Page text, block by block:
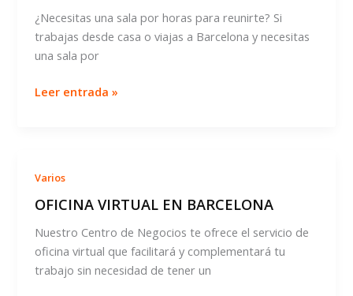
¿Necesitas una sala por horas para reunirte? Si
trabajas desde casa o viajas a Barcelona y necesitas
una sala por
SALAS
Leer entrada »
Varios
OFICINA VIRTUAL EN BARCELONA
Nuestro Centro de Negocios te ofrece el servicio de
oficina virtual que facilitará y complementará tu
trabajo sin necesidad de tener un